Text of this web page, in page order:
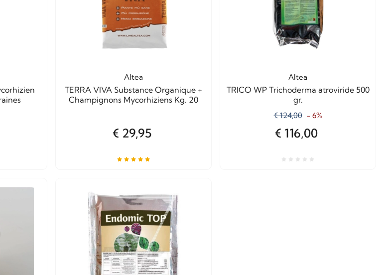
Altea
TERRA VIVA Substance Organique +
Champignons Mycorhiziens Kg. 20
€ 29,95
Altea
TRICO WP Trichoderma atroviride 500
gr.
€ 124,00 - 6%
€ 116,00